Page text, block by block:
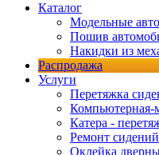
Каталог
Модельные
Пошив
Накидки из
Распродажа
Услуги
Перетяжка
Катера -
Ремонт сидений
Оклейка